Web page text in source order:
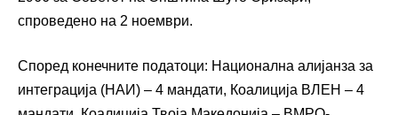
спроведено на 2 ноември.
Според конечните податоци: Национална алијанза за
интеграција (НАИ) – 4 мандати, Коалиција ВЛЕН – 4